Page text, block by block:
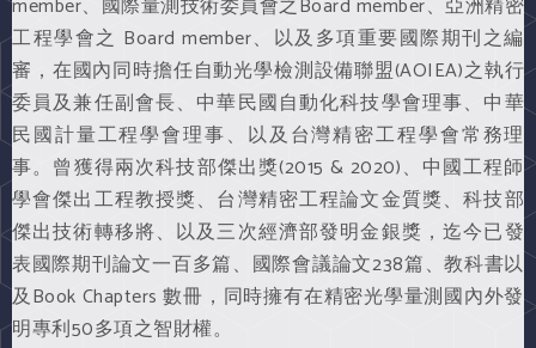
member、國際量測技術委員會之Board member、亞洲精密
工程學會之 Board member、以及多項重要國際期刊之編
審，在國內同時擔任自動光學檢測設備聯盟(AOIEA)之執行
委員及兼任副會長、中華民國自動化科技學會理事、中華
民國計量工程學會理事、以及台灣精密工程學會常務理
事。曾獲得兩次科技部傑出獎(2015 & 2020)、中國工程師
學會傑出工程教授獎、台灣精密工程論文金質獎、科技部
傑出技術轉移將、以及三次經濟部發明金銀獎，迄今已發
表國際期刊論文一百多篇、國際會議論文238篇、教科書以
及Book Chapters 數冊，同時擁有在精密光學量測國內外發
明專利50多項之智財權。